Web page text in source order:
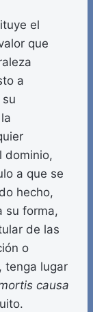
el
que
a
dominio,
a que se
hecho,
su forma,
de las
o
tenga lugar
causa